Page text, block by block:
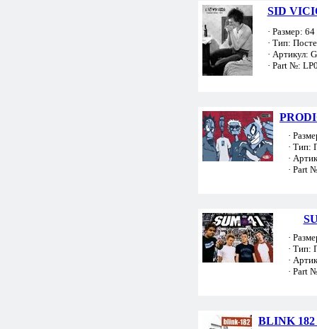
SID
· Размер: 64
· Тип:
· Артикул:
· Part №:
·
· Тип:
·
· Part
·
· Тип:
·
· Part
BLINK 182